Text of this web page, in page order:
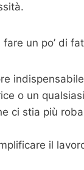
un po’ di
o un
ci stia più
il